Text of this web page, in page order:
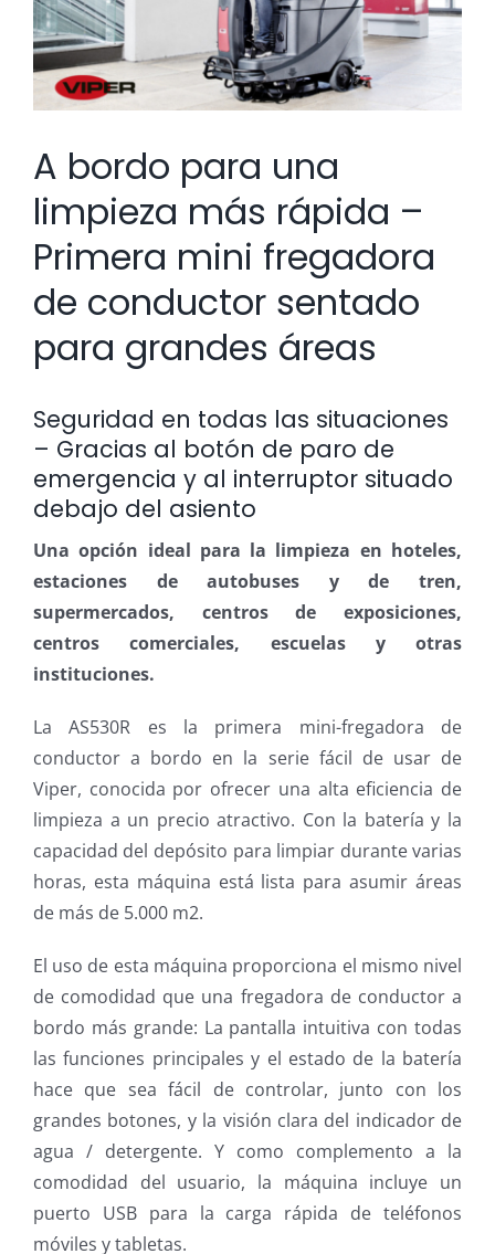
A bordo para una
limpieza más rápida –
Primera mini fregadora
de conductor sentado
para grandes áreas
Seguridad en todas las situaciones
– Gracias al botón de paro de
emergencia y al interruptor situado
debajo del asiento
Una opción ideal para la limpieza en hoteles,
estaciones de autobuses y de tren,
supermercados, centros de exposiciones,
centros comerciales, escuelas y otras
instituciones.
La AS530R es la primera mini-fregadora de
conductor a bordo en la serie fácil de usar de
Viper, conocida por ofrecer una alta eficiencia de
limpieza a un precio atractivo. Con la batería y la
capacidad del depósito para limpiar durante varias
horas, esta máquina está lista para asumir áreas
de más de 5.000 m2.
El uso de esta máquina proporciona el mismo nivel
de comodidad que una fregadora de conductor a
bordo más grande: La pantalla intuitiva con todas
las funciones principales y el estado de la batería
hace que sea fácil de controlar, junto con los
grandes botones, y la visión clara del indicador de
agua / detergente. Y como complemento a la
comodidad del usuario, la máquina incluye un
puerto USB para la carga rápida de teléfonos
móviles y tabletas.